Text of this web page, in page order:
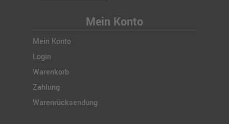
Mein Konto
Mein Konto
Login
Warenkorb
Zahlung
Warenrücksendung